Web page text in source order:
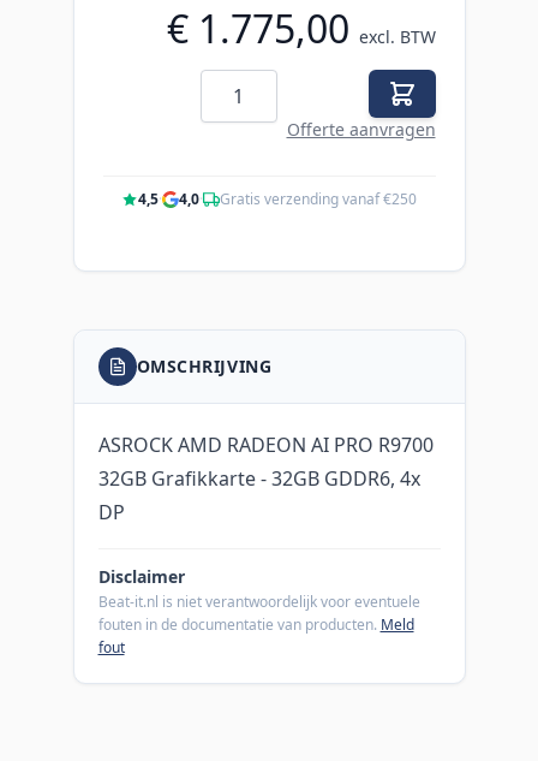
€ 1.775,00 excl. BTW
Aantal
Offerte aanvragen
4,5· 4,0· Gratis verzending vanaf €250
OMSCHRIJVING
ASROCK AMD RADEON AI PRO R9700
32GB Grafikkarte - 32GB GDDR6, 4x
DP
Disclaimer
Beat-it.nl is niet verantwoordelijk voor eventuele
fouten in de documentatie van producten. Meld
fout